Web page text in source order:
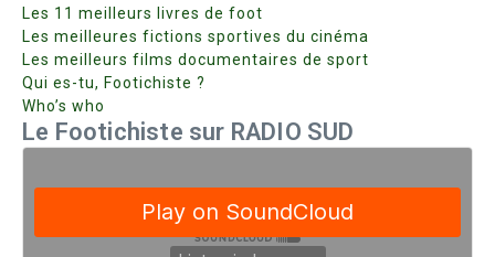
Les 11 meilleurs livres de foot
Les meilleures fictions sportives du cinéma
Les meilleurs films documentaires de sport
Qui es-tu, Footichiste ?
Who’s who
Le Footichiste sur RADIO SUD